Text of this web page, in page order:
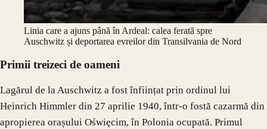
Linia care a ajuns până în Ardeal: calea ferată spre
Auschwitz și deportarea evreilor din Transilvania de Nord
Primii treizeci de oameni
Lagărul de la Auschwitz a fost înființat prin ordinul lui
Heinrich Himmler din 27 aprilie 1940, într-o fostă cazarmă din
apropierea orașului Oświęcim, în Polonia ocupată. Primul